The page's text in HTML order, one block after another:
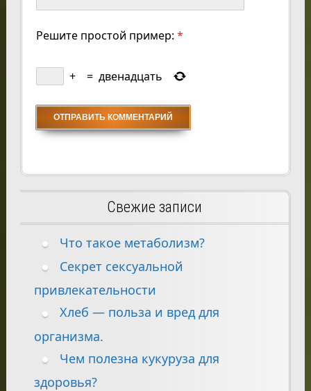
Решите простой пример: *
+ = двенадцать
Свежие записи
Что такое метаболизм?
Секрет сексуальной
привлекательности
Хлеб — польза и вред для
организма.
Чем полезна кукуруза для
здоровья?